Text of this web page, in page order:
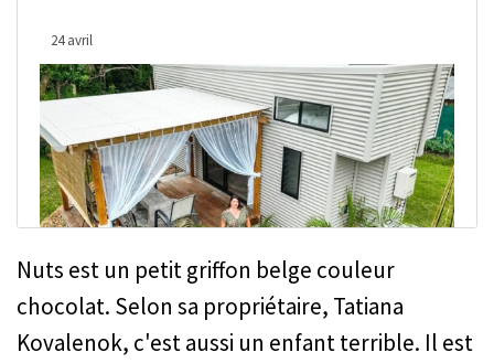
Nuts est un petit griffon belge couleur
chocolat. Selon sa propriétaire, Tatiana
Kovalenok, c'est aussi un enfant terrible. Il est